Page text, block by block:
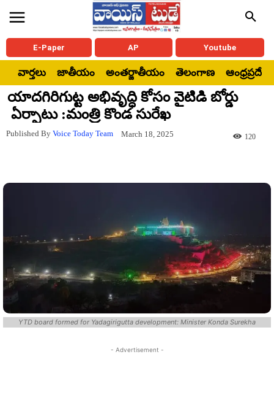
E-Paper AP Youtube
వార్తలు జాతీయం అంతర్జాతీయం తెలంగాణ ఆంధ్రప్రదేశ్
యాదగిరిగుట్ట అభివృద్ధి కోసం వైటిడి బోర్డు
ఏర్పాటు :మంత్రి కొండ సురేఖ
Published By Voice Today Team March 18, 2025 120
YTD board formed for Yadagirigutta development: Minister Konda Surekha
- Advertisement -